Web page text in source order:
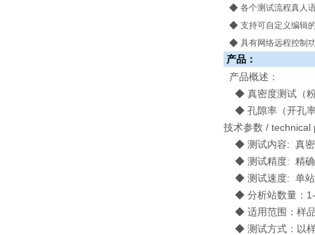
◆ 各个测试流程真人
◆ 支持可自定义编辑
◆ 具有网络远程控制
产品：
产品概述：
◆ 真密度测试（粉
◆ 孔隙率（开孔率
技术参数 / technical
◆ 测试内容: 真密
◆ 测试精度: 精确
◆ 测试速度: 单站
◆ 分析站数量：
◆ 适用范围：样品
◆ 测试方式：以样